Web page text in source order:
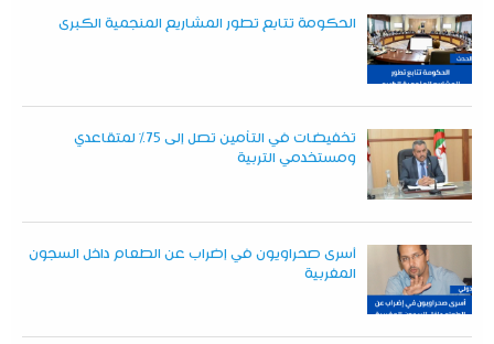
الحكومة تتابع تطور المشاريع المنجمية الكبرى
تخفيضات في التأمين تصل إلى 75% لمتقاعدي
ومستخدمي التربية
أسرى صحراويون في إضراب عن الطعام داخل السجون
المغربية